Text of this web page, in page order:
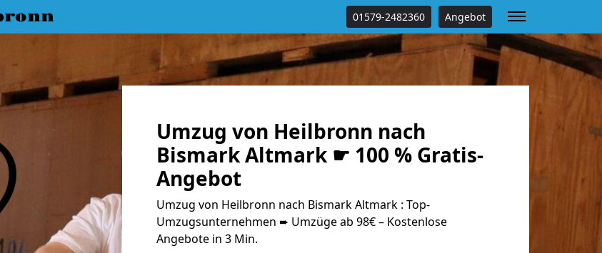
01579-2482360 Angebot
Umzug von Heilbronn nach
Bismark Altmark ☛ 100 % Gratis-
Angebot
Umzug von Heilbronn nach Bismark Altmark : Top-
Umzugsunternehmen ➨ Umzüge ab 98€ – Kostenlose
Angebote in 3 Min.